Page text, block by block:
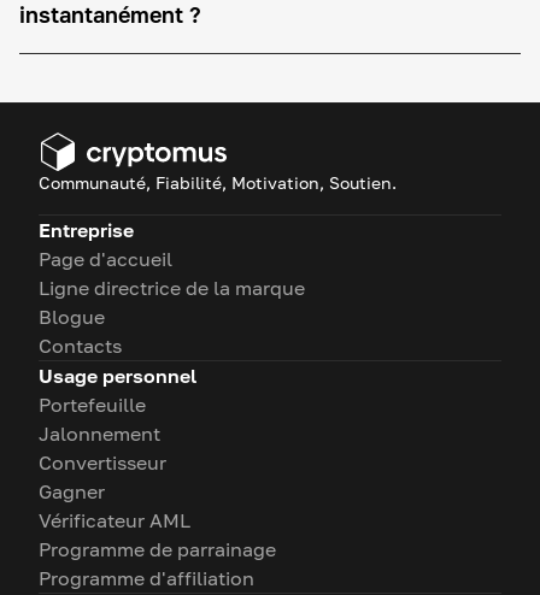
instantanément ?
Communauté, Fiabilité, Motivation, Soutien.
Entreprise
Page d'accueil
Ligne directrice de la marque
Blogue
Contacts
Usage personnel
Portefeuille
Jalonnement
Convertisseur
Gagner
Vérificateur AML
Programme de parrainage
Programme d'affiliation